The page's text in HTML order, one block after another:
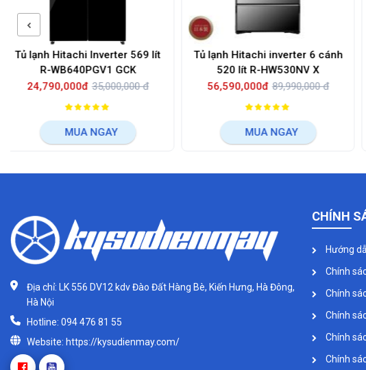
lít
Tủ lạnh Hitachi inverter 6 cánh
520 lít R-HW530NV X
56,590,000đ 89,990,000 đ
MUA NGAY
Tủ lạnh Hitachi inveter 6
R-G620KV XK
72,990,000đ 99,990,000
MUA NGAY
Địa chỉ: LK 556 DV12 kdv Đào Đất Hàng Bè, Kiến Hưng, Hà Đông,
Hà Nội
Hotline: 094 476 81 55
Website: https://kysudienmay.com/
CHÍNH
Hướng
Chính
Chính
Chính
Chính
Chính